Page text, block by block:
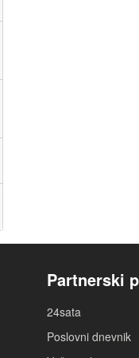
Partnerski
24sata
Poslovni dnevnik